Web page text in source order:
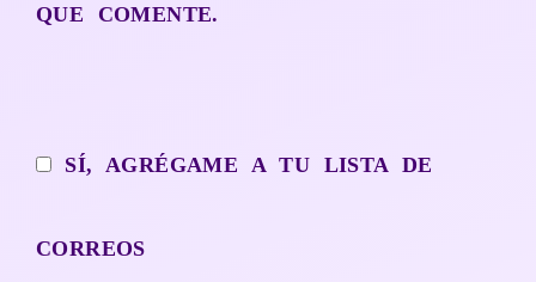
QUE COMENTE.
SÍ, AGRÉGAME A TU LISTA DE
CORREOS